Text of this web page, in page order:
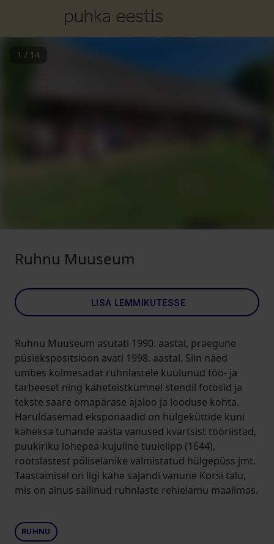
1 / 14
Ruhnu Muuseum
LISA LEMMIKUTESSE
Ruhnu Muuseum asutati 1990. aastal, praegune
püsiekspositsioon avati 1998. aastal. Siin näed
umbes kolmesadat ruhnlastele kuulunud töö- ja
tarbeeset ning kaheteistkümnel stendil fotosid ja
tekste saare omapärase ajaloo ja looduse kohta.
Haruldasemad eksponaadid on hülgeküttide kuni
kaheksa tuhande aasta vanused kvartsist tööriistad,
puukiriku lohepea-kujuline tuulelipp (1644),
rootslastest pőliselanike valmistatud hülgepüss jmt.
Taastamisel on ligi kahe sajandi vanune Korsi talu,
mis on ainus säilinud ruhnlaste rehielamu maailmas.
RUHNU